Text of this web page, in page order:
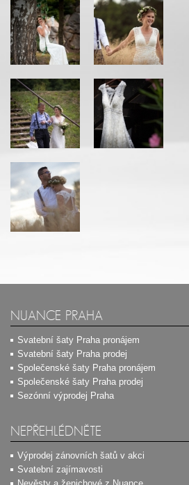
NUANCE PRAHA
Svatební šaty Praha pronájem
Svatební šaty Praha prodej
Společenské šaty Praha pronájem
Společenské šaty Praha prodej
Sezónní výprodej Praha
NEPŘEHLÉDNĚTE
Výprodej zánovních šatů v akci
Svatební zajímavosti